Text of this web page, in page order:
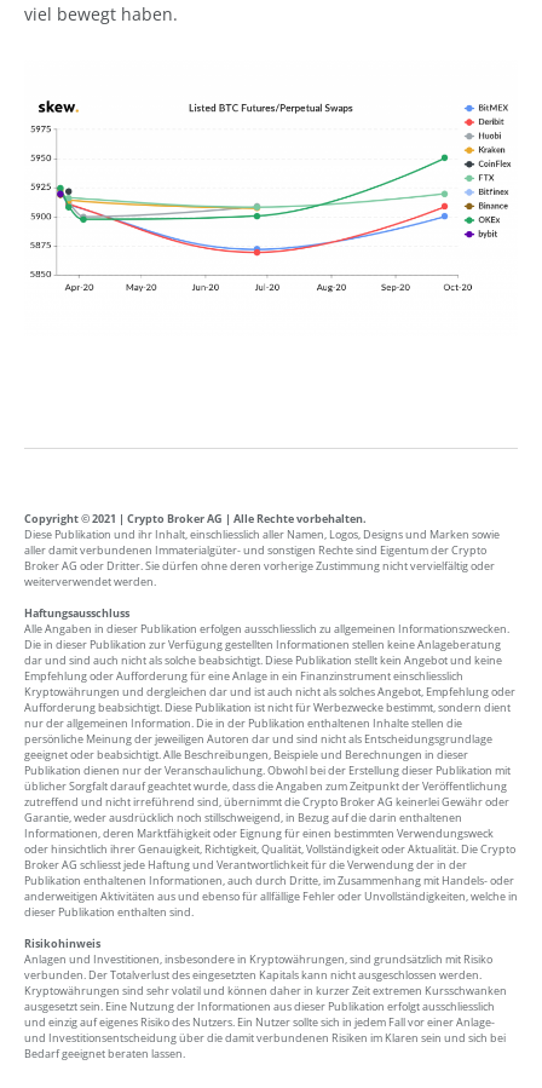
viel bewegt haben.
Copyright © 2021 | Crypto Broker AG | Alle Rechte vorbehalten.
Diese Publikation und ihr Inhalt, einschliesslich aller Namen, Logos, Designs und Marken sowie
aller damit verbundenen Immaterialgüter- und sonstigen Rechte sind Eigentum der Crypto
Broker AG oder Dritter. Sie dürfen ohne deren vorherige Zustimmung nicht vervielfältig oder
weiterverwendet werden.
Haftungsausschluss
Alle Angaben in dieser Publikation erfolgen ausschliesslich zu allgemeinen Informationszwecken.
Die in dieser Publikation zur Verfügung gestellten Informationen stellen keine Anlageberatung
dar und sind auch nicht als solche beabsichtigt. Diese Publikation stellt kein Angebot und keine
Empfehlung oder Aufforderung für eine Anlage in ein Finanzinstrument einschliesslich
Kryptowährungen und dergleichen dar und ist auch nicht als solches Angebot, Empfehlung oder
Aufforderung beabsichtigt. Diese Publikation ist nicht für Werbezwecke bestimmt, sondern dient
nur der allgemeinen Information. Die in der Publikation enthaltenen Inhalte stellen die
persönliche Meinung der jeweiligen Autoren dar und sind nicht als Entscheidungsgrundlage
geeignet oder beabsichtigt. Alle Beschreibungen, Beispiele und Berechnungen in dieser
Publikation dienen nur der Veranschaulichung. Obwohl bei der Erstellung dieser Publikation mit
üblicher Sorgfalt darauf geachtet wurde, dass die Angaben zum Zeitpunkt der Veröffentlichung
zutreffend und nicht irreführend sind, übernimmt die Crypto Broker AG keinerlei Gewähr oder
Garantie, weder ausdrücklich noch stillschweigend, in Bezug auf die darin enthaltenen
Informationen, deren Marktfähigkeit oder Eignung für einen bestimmten Verwendungsweck
oder hinsichtlich ihrer Genauigkeit, Richtigkeit, Qualität, Vollständigkeit oder Aktualität. Die Crypto
Broker AG schliesst jede Haftung und Verantwortlichkeit für die Verwendung der in der
Publikation enthaltenen Informationen, auch durch Dritte, im Zusammenhang mit Handels- oder
anderweitigen Aktivitäten aus und ebenso für allfällige Fehler oder Unvollständigkeiten, welche in
dieser Publikation enthalten sind.
Risikohinweis
Anlagen und Investitionen, insbesondere in Kryptowährungen, sind grundsätzlich mit Risiko
verbunden. Der Totalverlust des eingesetzten Kapitals kann nicht ausgeschlossen werden.
Kryptowährungen sind sehr volatil und können daher in kurzer Zeit extremen Kursschwanken
ausgesetzt sein. Eine Nutzung der Informationen aus dieser Publikation erfolgt ausschliesslich
und einzig auf eigenes Risiko des Nutzers. Ein Nutzer sollte sich in jedem Fall vor einer Anlage-
und Investitionsentscheidung über die damit verbundenen Risiken im Klaren sein und sich bei
Bedarf geeignet beraten lassen.